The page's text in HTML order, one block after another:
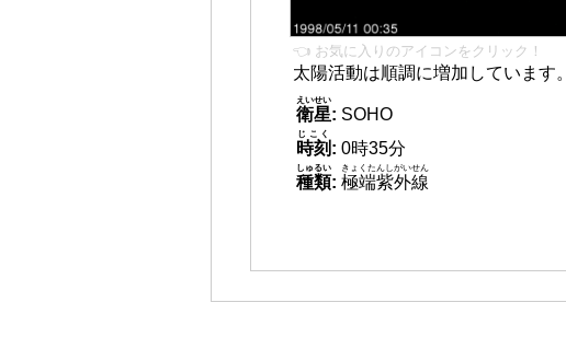
👈 お気に入りのアイコンをクリック！
太陽活動は順調に増加しています。
衛星
えいせい
: SOHO
時刻
じこく
: 0時35分
種類
しゅるい
: 極端紫外線
きょくたんしがいせん